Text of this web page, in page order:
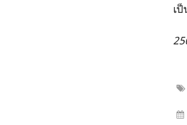
เ